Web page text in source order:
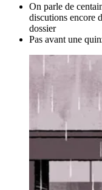
On parle de
discutions encore
dossier
Pas avant une